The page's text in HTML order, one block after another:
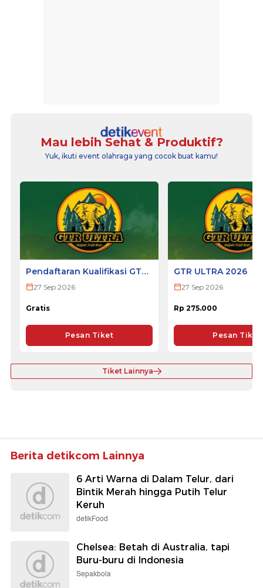
Mau lebih Sehat & Produktif?
Yuk, ikuti event olahraga yang cocok buat kamu!
Pendaftaran Kualifikasi GTR
ULTRA 2026
27 Sep 2026
Gratis
Pesan Tiket
GTR ULTRA 2026
27 Sep 2026
Rp 275.000
Pesan Tiket
Tiket Lainnya
Berita detikcom Lainnya
6 Arti Warna di Dalam Telur, dari
Bintik Merah hingga Putih Telur
Keruh
detikFood
Chelsea: Betah di Australia, tapi
Buru-buru di Indonesia
Sepakbola